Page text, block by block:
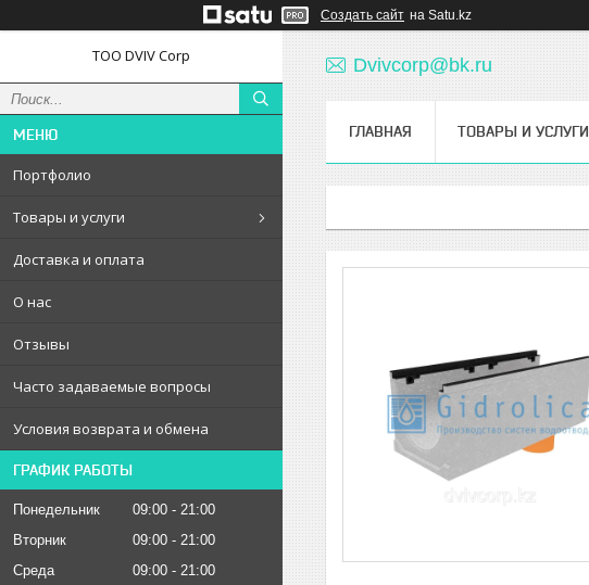
Создать сайт на Satu.kz
ТОО DVIV Corp
Портфолио
Товары и услуги
Доставка и оплата
О нас
Отзывы
Часто задаваемые вопросы
Условия возврата и обмена
ГРАФИК РАБОТЫ
Понедельник 09:00
21:00
Вторник
09:00
21:00
Среда
09:00
21:00
Dvivcorp@bk.ru
ГЛАВНАЯ ТОВАРЫ И УСЛУГИ